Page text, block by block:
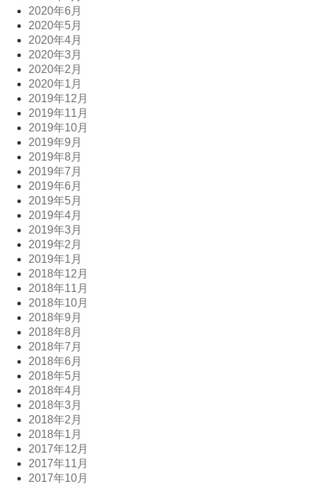
2020年6月
2020年5月
2020年4月
2020年3月
2020年2月
2020年1月
2019年12月
2019年11月
2019年10月
2019年9月
2019年8月
2019年7月
2019年6月
2019年5月
2019年4月
2019年3月
2019年2月
2019年1月
2018年12月
2018年11月
2018年10月
2018年9月
2018年8月
2018年7月
2018年6月
2018年5月
2018年4月
2018年3月
2018年2月
2018年1月
2017年12月
2017年11月
2017年10月